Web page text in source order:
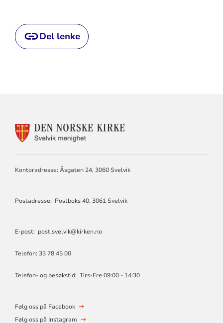
Del lenke
KONTAKTINFORMASJON
Kontoradresse: Åsgaten 24, 3060 Svelvik
Postadresse: Postboks 40, 3061 Svelvik
E-post: post.svelvik@kirken.no
Telefon: 33 78 45 00
Telefon- og besøkstid: Tirs-Fre 09:00 - 14:30
Følg oss på Facebook
Følg oss på Instagram